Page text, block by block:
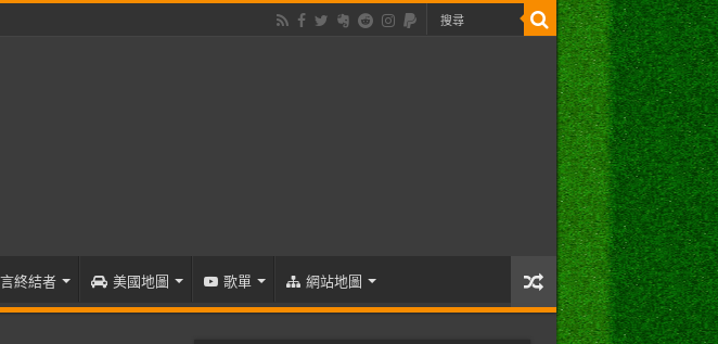
終結者 美國地圖 歌單 網站地圖